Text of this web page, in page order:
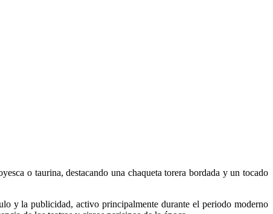
o taurina, destacando una chaqueta torera bordada y un tocado
y la publicidad, activo principalmente durante el periodo moderno